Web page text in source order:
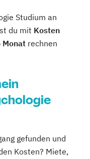
Studium an
du mit Kosten
Monat rechnen
gefunden und
Kosten? Miete,